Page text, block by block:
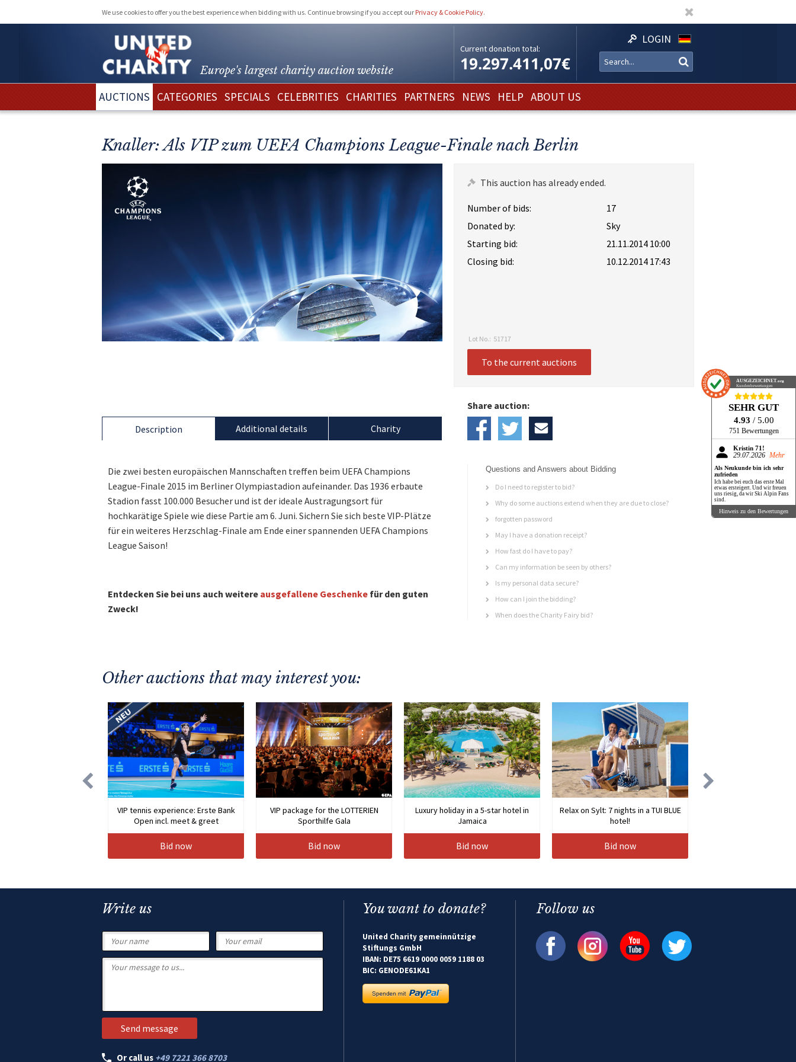
We use cookies to offer you the best experience when bidding with us. Continue browsing if you accept our Privacy & Cookie Policy.
Europe's largest charity auction website
Current donation total:
19.297.411,07€
LOGIN
AUCTIONS CATEGORIES SPECIALS CELEBRITIES CHARITIES PARTNERS NEWS HELP ABOUT US
Knaller: Als VIP zum UEFA Champions League-Finale nach Berlin
This auction has already ended.
Number of bids:
17
Donated by:
Sky
Starting bid:
21.11.2014 10:00
Closing bid:
10.12.2014 17:43
Lot No.: 51717
To the current auctions
Description
Die zwei besten europäischen Mannschaften treffen beim UEFA Champions
League-Finale 2015 im Berliner Olympiastadion aufeinander. Das 1936 erbaute
Stadion fasst 100.000 Besucher und ist der ideale Austragungsort für
hochkarätige Spiele wie diese Partie am 6. Juni. Sichern Sie sich beste VIP-Plätze
für ein weiteres Herzschlag-Finale am Ende einer spannenden UEFA Champions
League Saison!
Entdecken Sie bei uns auch weitere ausgefallene Geschenke für den guten
Zweck!
Additional details Charity
Share auction:
Questions and Answers about Bidding
Do I need to register to bid?
Why do some auctions extend when they are due to close?
forgotten password
May I have a donation receipt?
How fast do I have to pay?
Can my information be seen by others?
Is my personal data secure?
How can I join the bidding?
When does the Charity Fairy bid?
Other auctions that may interest you:
VIP tennis experience: Erste Bank
Open incl. meet & greet
Bid now
VIP package for the LOTTERIEN
Sporthilfe Gala
Bid now
Luxury holiday in a 5-star hotel in
Jamaica
Bid now
Relax on Sylt: 7 nights in a TUI BLUE
hotel!
Bid now
Write us
Or call us +49 7221 366 8703
You want to donate?
United Charity gemeinnützige
Stiftungs GmbH
IBAN: DE75 6619 0000 0059 1188 03
BIC: GENODE61KA1
Follow us
AUSGEZEICHNET.org
Kundenbewertungen
SEHR GUT
4.93 / 5.00
751 Bewertungen
Kristin 71!
29.07.2026 Mehr
Als Neukunde bin ich sehr
zufrieden
Ich habe bei euch das erste Mal
etwas ersteigert. Und wir freuen
uns riesig, da wir Ski Alpin Fans
sind.
Hinweis zu den Bewertungen